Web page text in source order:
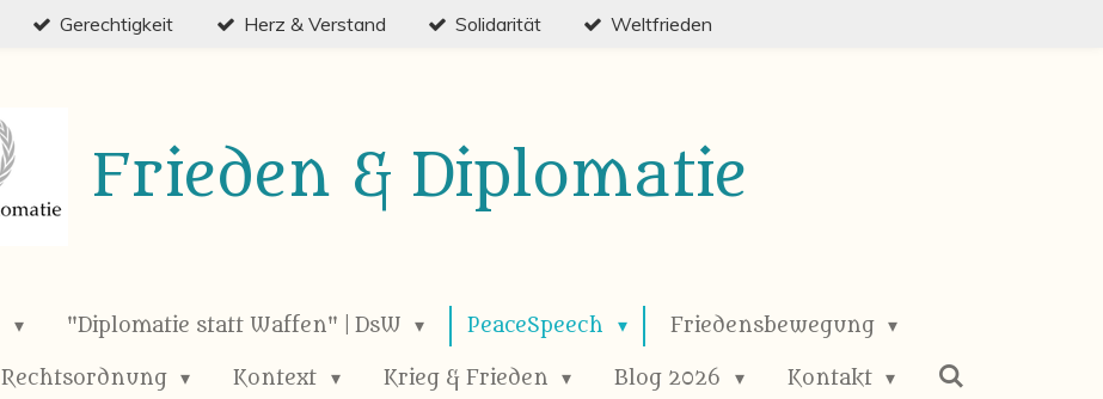
Gerechtigkeit Herz & Verstand Solidarität Weltfrieden
Frieden & Diplomatie
"Diplomatie statt Waffen" | DsW PeaceSpeech Friedensbewegung
Rechtsordnung Kontext Krieg & Frieden Blog 2026 Kontakt